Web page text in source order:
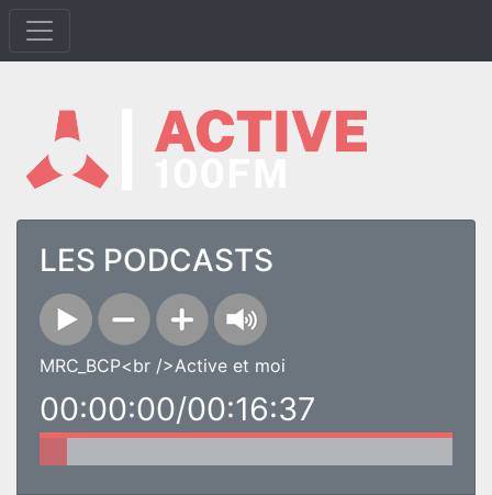
LES PODCASTS
MRC_BCP<br />Active et moi
00:00:00/00:16:37